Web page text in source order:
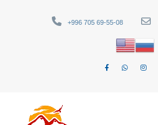
+996 705 69-55-08